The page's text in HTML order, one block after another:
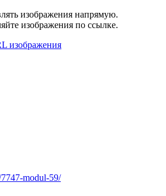
изображения напрямую.
изображения по ссылке.
изображения
modul-59/